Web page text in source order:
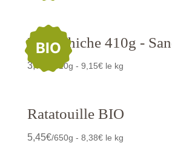
BIO
Pois Chiche 410g -
3,75 /410g - 9,15€ le kg
Ratatouille BIO
5,45€/650g - 8,38€ le kg